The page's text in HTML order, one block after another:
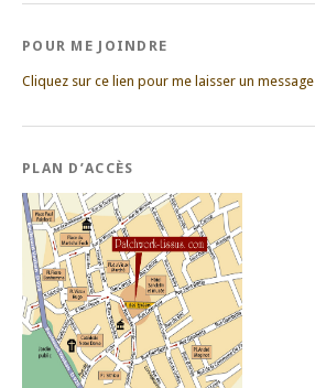
POUR ME JOINDRE
Cliquez sur ce lien pour me laisser un message
PLAN D’ACCÈS